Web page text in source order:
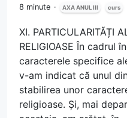
8 minute
AXA ANUL III curs
XI. PARTICULARITĂȚI
RELIGIOASE În cadrul
caracterele specifice
v-am indicat că unul
stabilirea unor
religioase. Și, mai